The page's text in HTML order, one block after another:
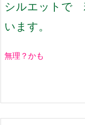
シルエットで
います。
無理？かも